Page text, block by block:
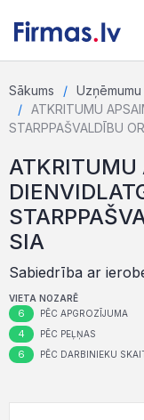
Sākums
ATKRITUMU
STARPPAŠVALDĪBU
ATKRITUMU
SIA
Sabiedrība ar
VIETA NOZARĒ
6 PĒC APGROZĪJUMA
4 PĒC PEĻŅAS
6 PĒC DARBINIEKU